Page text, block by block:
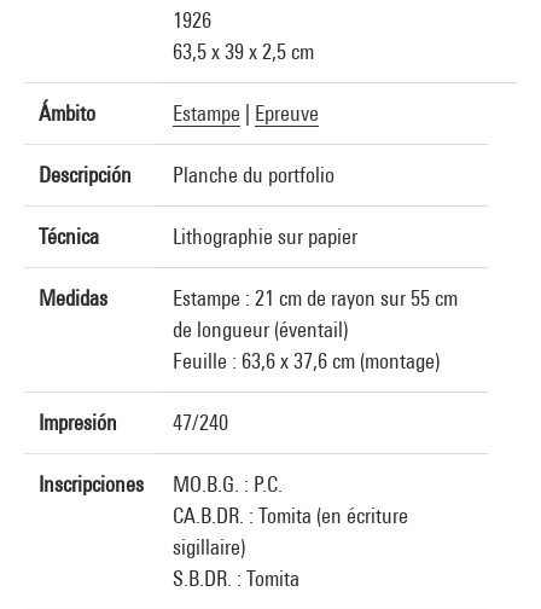
1926
63,5 x 39 x 2,5 cm
Ámbito Estampe Epreuve
Descripción Planche du portfolio
Técnica Lithographie sur papier
Medidas
Estampe : 21 cm de rayon sur 55 cm
de longueur (éventail)
Feuille : 63,6 x 37,6 cm (montage)
Impresión 47/240
Inscripciones
MO.B.G. : P.C.
CA.B.DR. : Tomita (en écriture
sigillaire)
S.B.DR. : Tomita